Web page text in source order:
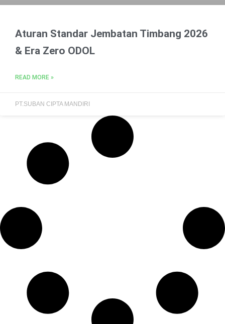
Aturan Standar Jembatan Timbang 2026
& Era Zero ODOL
READ MORE »
PT.SUBAN CIPTA MANDIRI